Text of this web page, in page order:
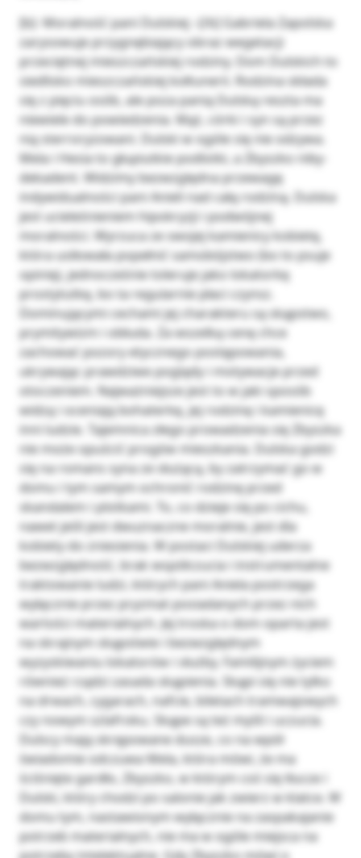
[b]- Moralność pani Dulskiej –[/b] Gabriela Zapolska
zarysowuje przygnębiający obraz wegetacji
przeciętnej mieszczańskiej rodziny. Dom Dulskich to
siedlisko mieszczańskiej kołtunerii. Rodzina składa
się z pięciu osób, ale poza panią Dulską reszta ma
niewiele do powiedzenia. Mąż, córki i syn są przez
nią sterroryzowani. Dulski w ogóle się nie odzywa.
Mela i Hesia to głupiutkie podlotki, a Zbyszko niby-
dekadent. Widzimy bezwzględna przewagę
indywidualności pani Anieli nad całą rodziną. Dulska
jest ucieleśnieniem hipokryzji i podwójnej
moralności. Wyrzuca ze swojej kamienicy kobietę,
która usiłowała popełnić samobójstwo (bo to psuje
opinię), jednocześnie toleruje jako lokatorkę
prostytutkę, bo ta regularnie płaci czynsz.
Dominującymi cechami jej charakteru są skąpstwo,
prymitywizm i obłuda. Za wszelką cenę chce
zachować pozory etycznego postępowania,
ukrywając prawdziwe poglądy i motywacje przed
otoczeniem. Najważniejsze jest to w jaki sposób
widzą i oceniają bohaterkę, jej rodzinę i kamienicę
inni ludzie. Tajemnica złego prowadzenia się Zbyszka
nie może opuścić progów mieszkania. Dulska godzi
się na romans syna ze służącą, by zatrzymać go w
domu i tym samym ochronić rodzinę przed
skandalem i plotkami. To, co dzieje się po cichu,
nawet jeśli jest dwuznaczne moralnie, jest dla
kobiety do zniesienia. W postaci Dulskiej uderza
bezwzględność, brak współczucia i instrumentalne
traktowanie ludzi, których pani Aniela postrzega
wyłącznie przez pryzmat posiadanych przez nich
wartości materialnych. Jej troska o dom oparta jest
na skrajnym skąpstwie i bezwzględnym
wyzyskiwaniu lokatorów i służby. Familijnym życiem
również rządzi zasada skąpienia. Skąpi się nie tylko
na drwach, cygarach, nafcie, biletach tramwajowych
czy nowym szlafroku. Skąpe są też myśli i uczucia.
Dulscy mają skrępowane dusze, co na wpół
świadomie odczuwa Mela, która mówi, że ma
ściśnięte gardło, Zbyszko, w którym coś się tłucze i
Dulski, który chodzi po salonie jak zwierz w klatce. W
domu tym, nastawionym wyłącznie na zaspakajanie
potrzeb materialnych, nie ma w ogóle miejsca na